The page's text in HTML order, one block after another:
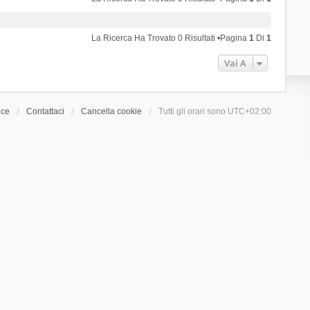
La Ricerca Ha Trovato 0 Risultati •Pagina1 Di1
Vai A
Contattaci Cancella cookie Tutti gli orari sono UTC+02:00